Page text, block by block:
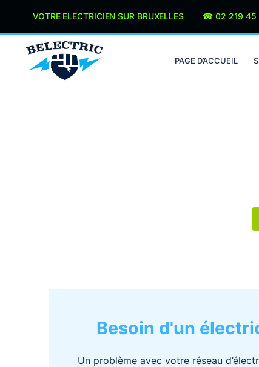
VOTRE ELECTRICIEN SUR BRUXELLES ☎︎ 02 219 45
PAGE D’ACCUEIL
Besoin d'un
Un problème avec votre réseau